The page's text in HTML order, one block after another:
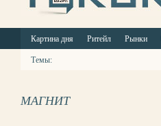
Картина дня Ритейл Рынки
Темы:
МАГНИТ